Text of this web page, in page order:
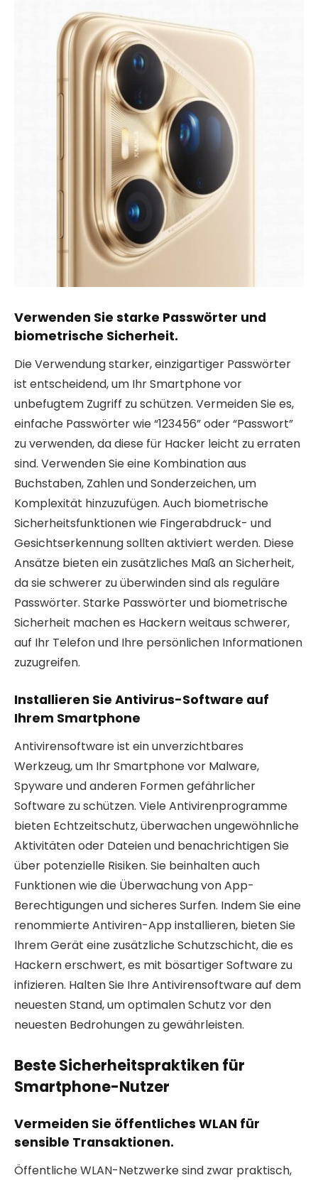
Verwenden Sie starke Passwörter und
biometrische Sicherheit.
Die Verwendung starker, einzigartiger Passwörter
ist entscheidend, um Ihr Smartphone vor
unbefugtem Zugriff zu schützen. Vermeiden Sie es,
einfache Passwörter wie “123456” oder “Passwort”
zu verwenden, da diese für Hacker leicht zu erraten
sind. Verwenden Sie eine Kombination aus
Buchstaben, Zahlen und Sonderzeichen, um
Komplexität hinzuzufügen. Auch biometrische
Sicherheitsfunktionen wie Fingerabdruck- und
Gesichtserkennung sollten aktiviert werden. Diese
Ansätze bieten ein zusätzliches Maß an Sicherheit,
da sie schwerer zu überwinden sind als reguläre
Passwörter. Starke Passwörter und biometrische
Sicherheit machen es Hackern weitaus schwerer,
auf Ihr Telefon und Ihre persönlichen Informationen
zuzugreifen.
Installieren Sie Antivirus-Software auf
Ihrem Smartphone
Antivirensoftware ist ein unverzichtbares
Werkzeug, um Ihr Smartphone vor Malware,
Spyware und anderen Formen gefährlicher
Software zu schützen. Viele Antivirenprogramme
bieten Echtzeitschutz, überwachen ungewöhnliche
Aktivitäten oder Dateien und benachrichtigen Sie
über potenzielle Risiken. Sie beinhalten auch
Funktionen wie die Überwachung von App-
Berechtigungen und sicheres Surfen. Indem Sie eine
renommierte Antiviren-App installieren, bieten Sie
Ihrem Gerät eine zusätzliche Schutzschicht, die es
Hackern erschwert, es mit bösartiger Software zu
infizieren. Halten Sie Ihre Antivirensoftware auf dem
neuesten Stand, um optimalen Schutz vor den
neuesten Bedrohungen zu gewährleisten.
Beste Sicherheitspraktiken für
Smartphone-Nutzer
Vermeiden Sie öffentliches WLAN für
sensible Transaktionen.
Öffentliche WLAN-Netzwerke sind zwar praktisch,